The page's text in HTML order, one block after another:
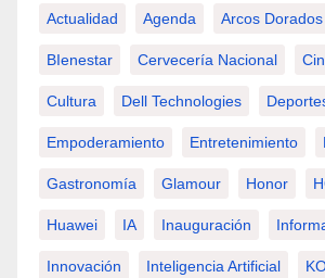
Actualidad Agenda Arcos Dorados
BIenestar Cervecería Nacional
Cultura Dell Technologies
Empoderamiento Entretenimiento
Gastronomía Glamour Honor
Huawei IA Inauguración
Innovación Inteligencia Artificial